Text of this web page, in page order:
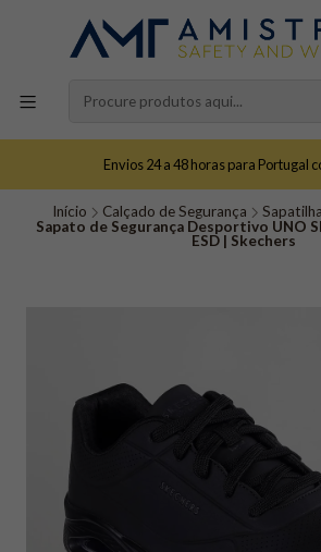
Envios 24 a 48 horas para Portugal
Início Calçado de Segurança
Sapato de Segurança Desportivo UNO
ESD | Skechers